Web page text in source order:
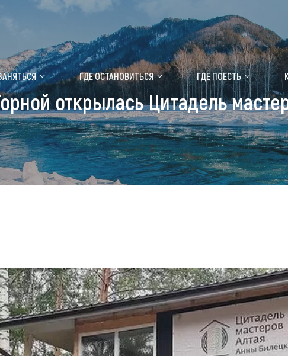
Цветение маральника
Где побывать
Объекты природы
Объекты истории и культуры
Объекты развлечений
Чем
Календарь
Аудиогид
Мой
Карта
Новости
Что привезти (сувениры)
О
Общая
Как
Люди,
ГДЕ ОСТАНОВИТЬСЯ ГДЕ ПОЕСТЬ
открылась Цитадель